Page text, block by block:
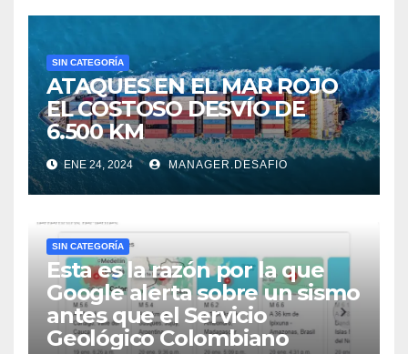
SIN CATEGORÍA
ATAQUES EN EL MAR ROJO
EL COSTOSO DESVÍO DE
6.500 KM
ENE 24, 2024 MANAGER.DESAFIO
SIN CATEGORÍA
Esta es la razón por la que
Google alerta sobre un sismo
antes que el Servicio
Geológico Colombiano